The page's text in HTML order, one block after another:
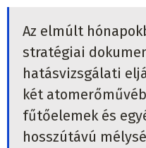
Az elmúlt
stratégiai
hatásvizsgálati
két
fűtőelemek és
hosszútávú